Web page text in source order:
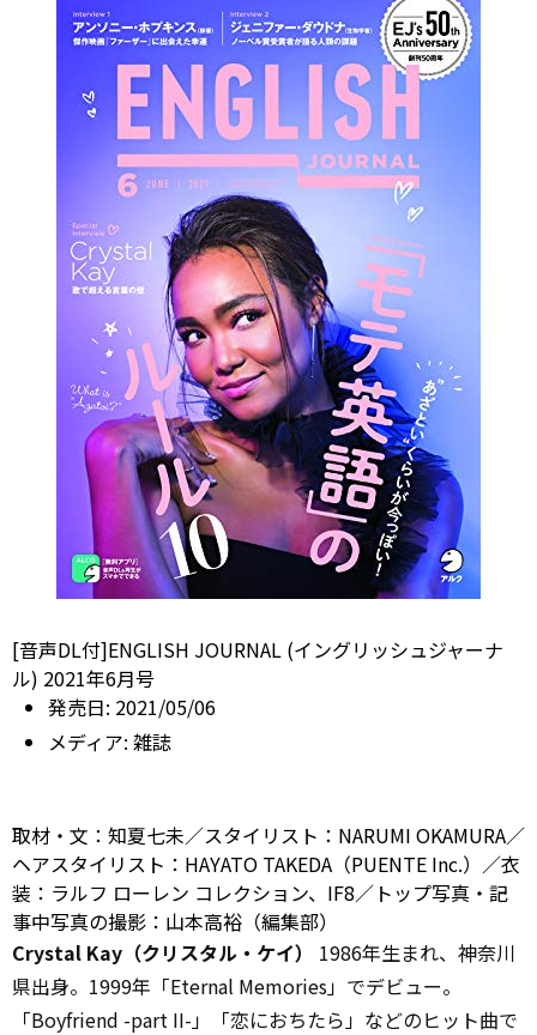
[音声DL付]ENGLISH JOURNAL (イングリッシュジャーナ
ル) 2021年6月号
発売日: 2021/05/06
メディア: 雑誌
取材・文：知夏七未／スタイリスト：NARUMI OKAMURA／
ヘアスタイリスト：HAYATO TAKEDA（PUENTE Inc.）／衣
装：ラルフ ローレン コレクション、IF8／トップ写真・記
事中写真の撮影：山本高裕（編集部）
Crystal Kay（クリスタル・ケイ）
1986年生まれ、神奈川
県出身。1999年「Eternal Memories」でデビュー。
「Boyfriend -part II-」「恋におちたら」などのヒット曲で